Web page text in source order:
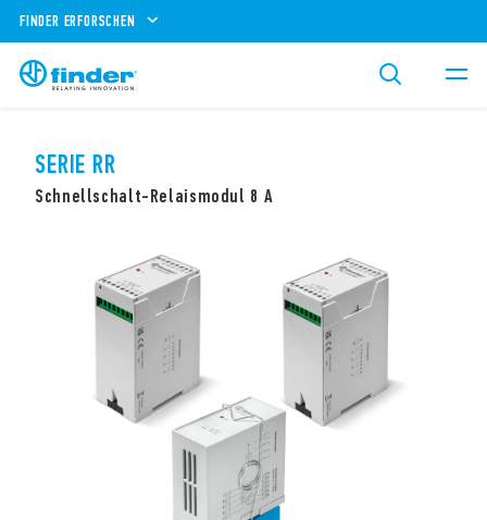
FINDER ERFORSCHEN
SERIE RR
Schnellschalt-Relaismodul 8 A